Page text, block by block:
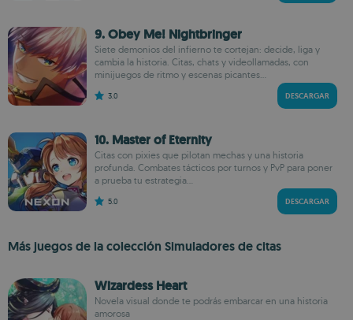
9. Obey Me! Nightbringer
Siete demonios del infierno te cortejan: decide, liga y
cambia la historia. Citas, chats y videollamadas, con
minijuegos de ritmo y escenas picantes...
3.0 DESCARGAR
10. Master of Eternity
Citas con pixies que pilotan mechas y una historia
profunda. Combates tácticos por turnos y PvP para poner
a prueba tu estrategia...
5.0 DESCARGAR
Más juegos de la colección Simuladores de citas
Wizardess Heart
Novela visual donde te podrás embarcar en una historia
amorosa